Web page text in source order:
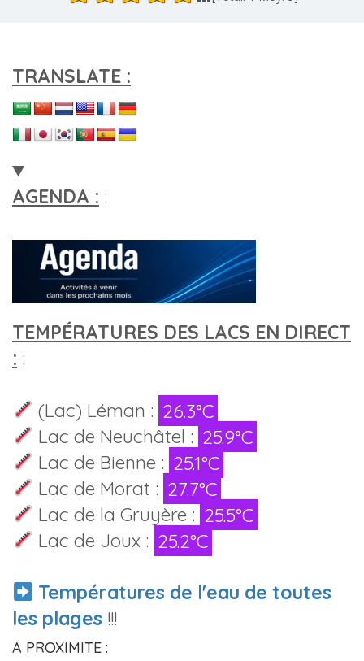
TRANSLATE :
AGENDA : :
TEMPÉRATURES DES LACS EN DIRECT
: :
(Lac) Léman : 26.3°C
Lac de Neuchâtel : 25.9°C
Lac de Bienne : 25.1°C
Lac de Morat : 27.7°C
Lac de la Gruyère : 25.5°C
Lac de Joux : 25.2°C
Températures de l'eau de toutes
les plages !!!
A PROXIMITE :